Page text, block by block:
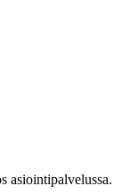
asiointipalvelussa.